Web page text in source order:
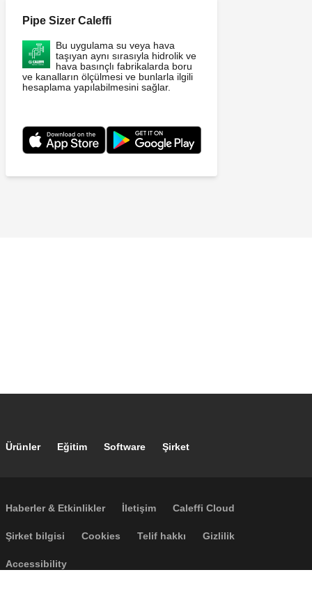
Pipe Sizer Caleffi
Bu uygulama su veya hava
taşıyan aynı sırasıyla hidrolik ve
hava basınçlı fabrikalarda boru
ve kanalların ölçülmesi ve bunlarla ilgili
hesaplama yapılabilmesini sağlar.
Footer main navigation
Ürünler Eğitim Software Şirket
Footer secondary navigation
Haberler & Etkinlikler İletişim Caleffi Cloud
Footer menu
Şirket bilgisi Cookies Telif hakkı Gizlilik
Accessibility